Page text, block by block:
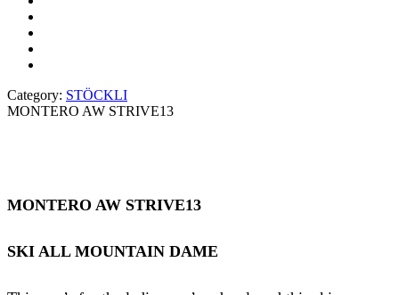
Category: STÖCKLI
MONTERO AW STRIVE13
MONTERO AW STRIVE13
SKI ALL MOUNTAIN DAME